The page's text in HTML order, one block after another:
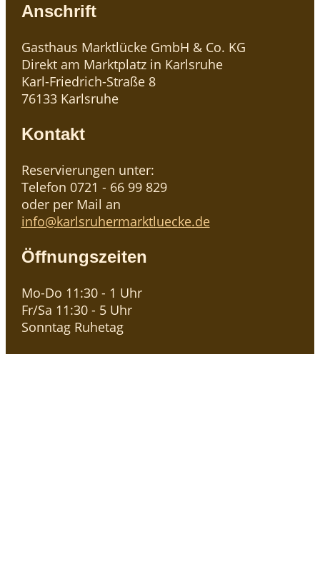
Anschrift
Gasthaus Marktlücke GmbH & Co. KG
Direkt am Marktplatz in Karlsruhe
Karl-Friedrich-Straße 8
76133 Karlsruhe
Kontakt
Reservierungen unter:
Telefon 0721 - 66 99 829
oder per Mail an
info@karlsruhermarktluecke.de
Öffnungszeiten
Mo-Do 11:30 - 1 Uhr
Fr/Sa 11:30 - 5 Uhr
Sonntag Ruhetag